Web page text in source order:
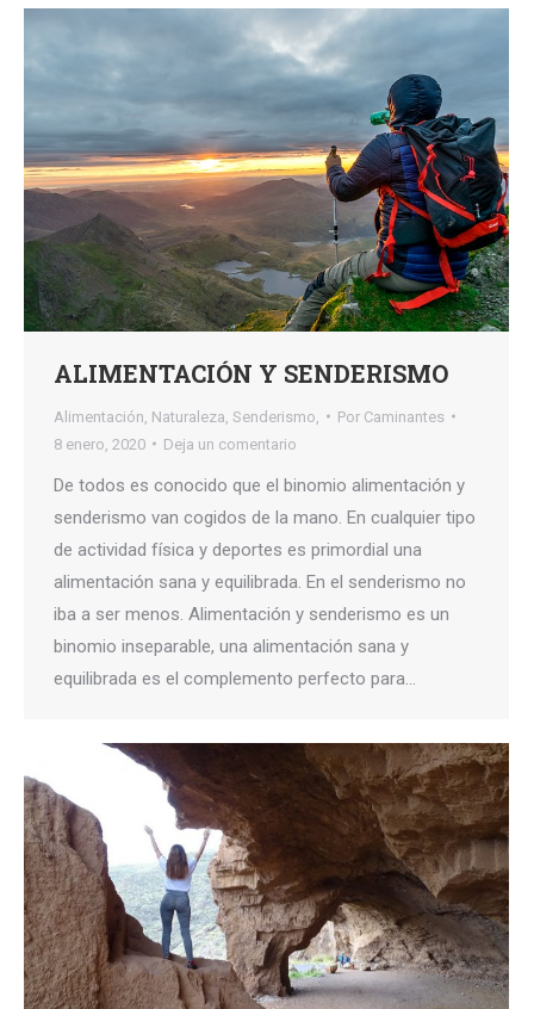
ALIMENTACIÓN Y SENDERISMO
Alimentación Naturaleza Senderismo, Por Caminantes
8 enero, 2020
Deja un comentario
De todos es conocido que el binomio alimentación y
senderismo van cogidos de la mano. En cualquier tipo
de actividad física y deportes es primordial una
alimentación sana y equilibrada. En el senderismo no
iba a ser menos. Alimentación y senderismo es un
binomio inseparable, una alimentación sana y
equilibrada es el complemento perfecto para…